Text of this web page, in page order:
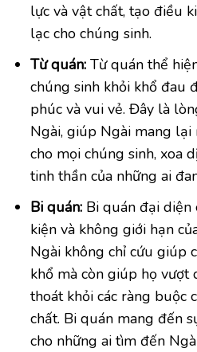
lực và vật chất, tạo điều
lạc cho chúng sinh.
Từ quán: Từ quán thể
chúng sinh khỏi khổ đau
phúc và vui vẻ. Đây là
Ngài, giúp Ngài mang lại
cho mọi chúng sinh, xoa
tinh thần của những ai
Bi quán: Bi quán đại
kiện và không giới hạn
Ngài không chỉ cứu giúp
khổ mà còn giúp họ vượt
thoát khỏi các ràng buộc
chất. Bi quán mang đến
cho những ai tìm đến